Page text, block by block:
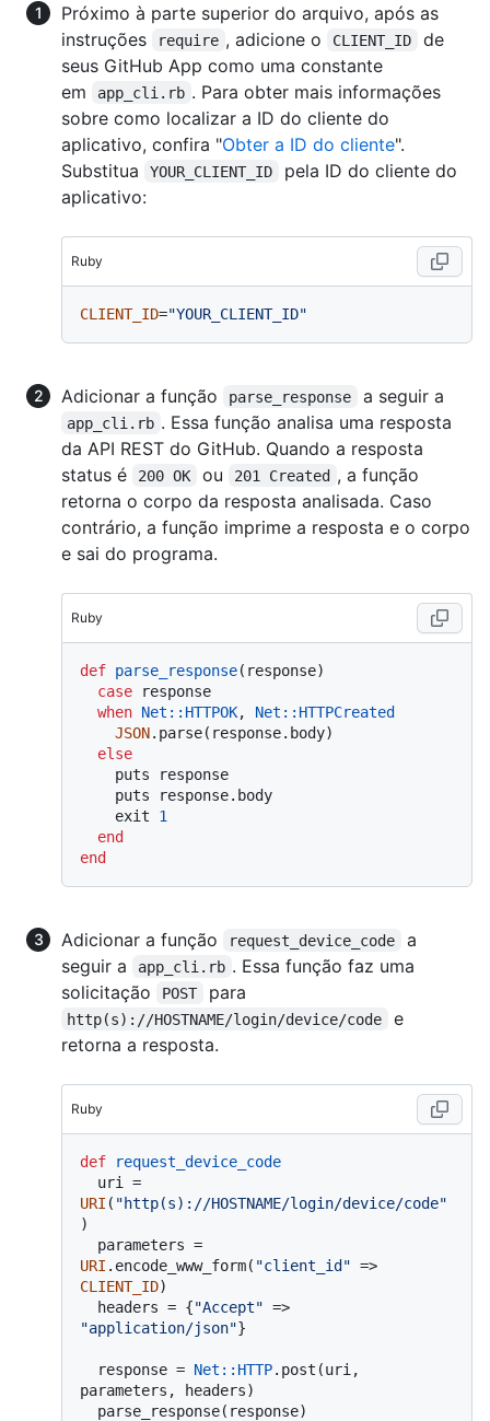
Próximo à parte superior do arquivo, após as
instruções
require , adicione o CLIENT_ID
de
seus GitHub App como uma constante
em
app_cli.rb . Para obter mais informações
sobre como localizar a ID do cliente do
aplicativo, confira "Obter a ID do cliente".
Substitua
YOUR_CLIENT_ID
pela ID do cliente do
aplicativo:
Ruby
CLIENT_ID="YOUR_CLIENT_ID"
Adicionar a função parse_response a seguir a
app_cli.rb . Essa função analisa uma resposta
da API REST do GitHub. Quando a resposta
status é
200 OK ou 201 Created , a função
retorna o corpo da resposta analisada. Caso
contrário, a função imprime a resposta e o corpo
e sai do programa.
Ruby
def parse_response( response)
case response
when Net : :HTTPOK, Net : :HTTPCreated
JSON.parse(response.body)
else
    exit
1
end
end
Adicionar a função request_device_code
a
seguir a
app_cli.rb . Essa função faz uma
solicitação
POST para
http(s)://HOSTNAME/login/device/code
e
retorna a resposta.
Ruby
def
request_device_code
URI ( "http(s)://HOSTNAME/login/device/code"
)
URI .encode_www_form( "client_id"
CLIENT_ID)
  headers = {
"Accept"
"application/json"}
  response =
Net : :HTTP.post(uri,
parameters, headers)